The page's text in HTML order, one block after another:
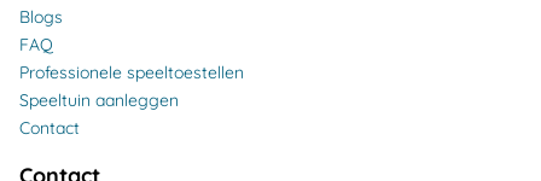
Blogs
FAQ
Professionele speeltoestellen
Speeltuin aanleggen
Contact